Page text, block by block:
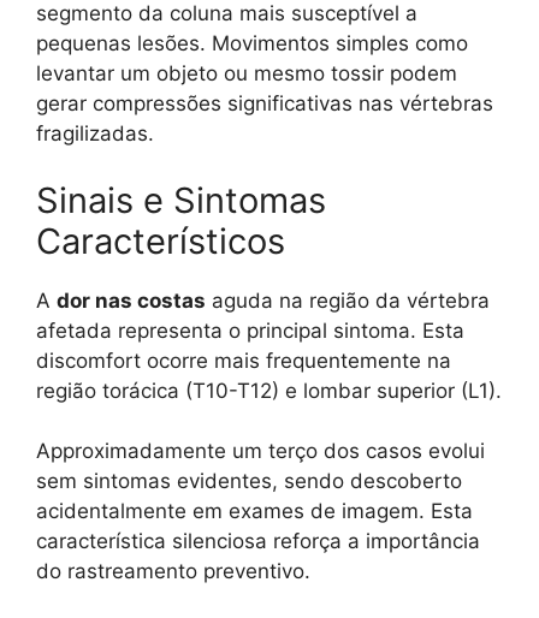
segmento da coluna mais susceptível a
pequenas lesões. Movimentos simples como
levantar um objeto ou mesmo tossir podem
gerar compressões significativas nas vértebras
fragilizadas.
Sinais e Sintomas
Característicos
A dor nas costas aguda na região da vértebra
afetada representa o principal sintoma. Esta
discomfort ocorre mais frequentemente na
região torácica (T10-T12) e lombar superior (L1).
Approximadamente um terço dos casos evolui
sem sintomas evidentes, sendo descoberto
acidentalmente em exames de imagem. Esta
característica silenciosa reforça a importância
do rastreamento preventivo.